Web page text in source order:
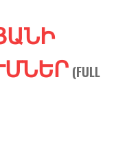
(FULL